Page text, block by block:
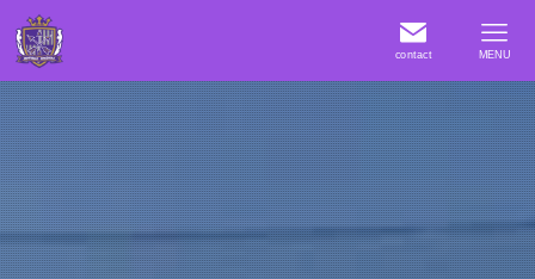
contact MENU